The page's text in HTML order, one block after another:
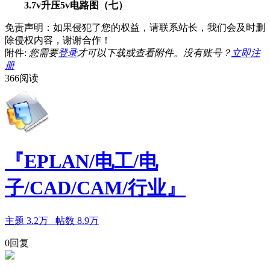
3.7v升压5v电路图（七）
免责声明：如果侵犯了您的权益，请联系站长，我们会及时删
除侵权内容，谢谢合作！
附件: 您需要登录才可以下载或查看附件。没有账号？ 立即注
册
366阅读
『EPLAN/电工/电
子/CAD/CAM/行业』
主题 3.2万 帖数 8.9万
0回复